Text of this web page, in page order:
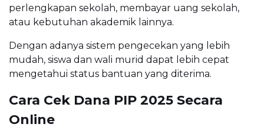
perlengkapan sekolah, membayar uang sekolah,
atau kebutuhan akademik lainnya.
Dengan adanya sistem pengecekan yang lebih
mudah, siswa dan wali murid dapat lebih cepat
mengetahui status bantuan yang diterima.
Cara Cek Dana PIP 2025 Secara
Online